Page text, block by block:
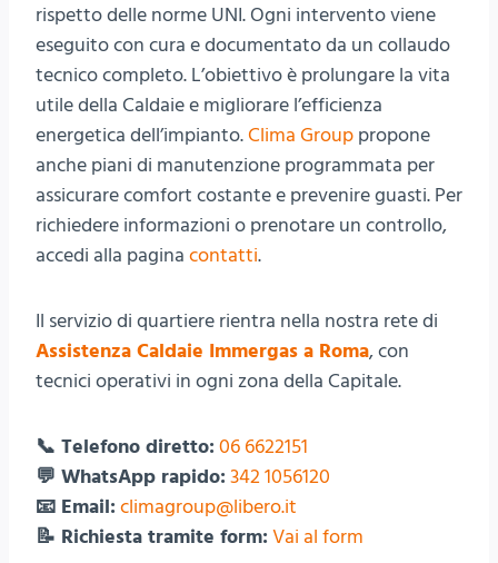
rispetto delle norme UNI. Ogni intervento viene
eseguito con cura e documentato da un collaudo
tecnico completo. L’obiettivo è prolungare la vita
utile della Caldaie e migliorare l’efficienza
energetica dell’impianto.Clima Group propone
anche piani di manutenzione programmata per
assicurare comfort costante e prevenire guasti. Per
richiedere informazioni o prenotare un controllo,
accedi alla pagina contatti.
Il servizio di quartiere rientra nella nostra rete di
Assistenza Caldaie Immergas a Roma, con
tecnici operativi in ogni zona della Capitale.
📞 Telefono diretto: 06 6622151
💬 WhatsApp rapido: 342 1056120
📧 Email: climagroup@libero.it
📝 Richiesta tramite form: Vai al form